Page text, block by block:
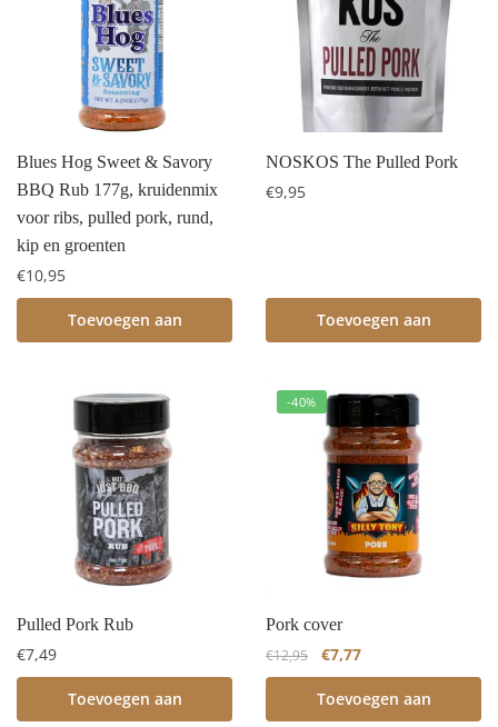
Blues Hog Sweet & Savory
BBQ Rub 177g, kruidenmix
voor ribs, pulled pork, rund,
kip en groenten
€10,95
Toevoegen aan
NOSKOS The Pulled Pork
€9,95
Toevoegen aan
Pulled Pork Rub
€7,49
Toevoegen aan
-40%
Pork cover
€12,95 €7,77
Toevoegen aan